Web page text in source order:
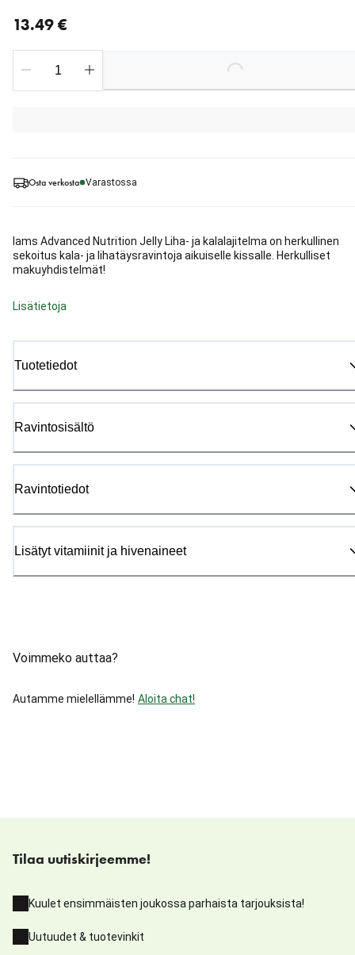
Osta verkosta Varastossa
Iams Advanced Nutrition Jelly Liha- ja kalalajitelma on herkullinen
sekoitus kala- ja lihatäysravintoja aikuiselle kissalle. Herkulliset
makuyhdistelmät!
Lisätietoja
Tuotetiedot
Ravintosisältö
Ravintotiedot
Lisätyt vitamiinit ja hivenaineet
Voimmeko auttaa?
Autamme mielellämme! Aloita chat!
13.49 €
Loading...
Tilaa uutiskirjeemme!
Kuulet ensimmäisten joukossa parhaista tarjouksista!
Uutuudet & tuotevinkit